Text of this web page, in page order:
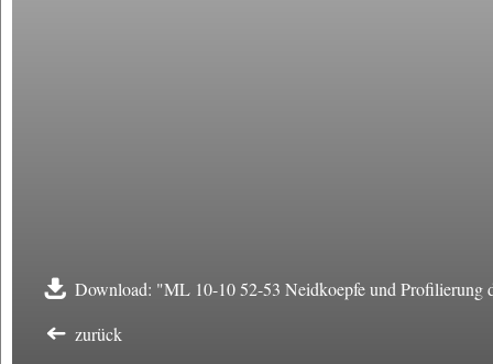
Download: "ML 10-10 52-53 Neidkoepfe und Profilierung
zurück